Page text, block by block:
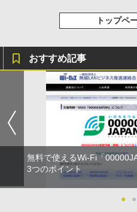
トップペ
おすすめ記事
無料で使えるWi-Fi「
3つのポイント
● ●